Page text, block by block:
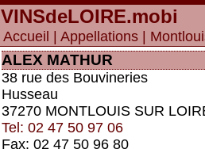
VINSdeLOIRE.mobi
Accueil Appellations |
ALEX MATHUR
38 rue des Bouvineries
Husseau
37270 MONTLOUIS SUR
Tel: 02 47 50 97 06
Fax: 02 47 50 96 80